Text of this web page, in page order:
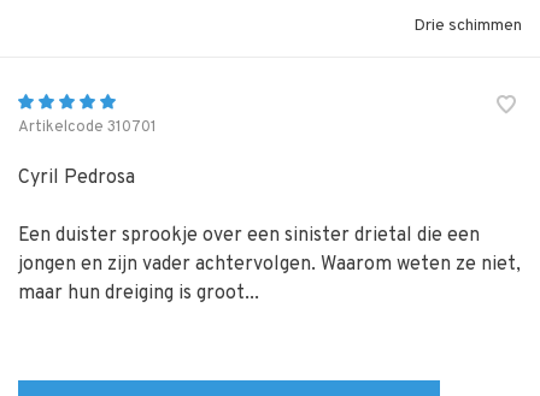
Drie schimmen
Artikelcode 310701
Cyril Pedrosa
Een duister sprookje over een sinister drietal die een
jongen en zijn vader achtervolgen. Waarom weten ze niet,
maar hun dreiging is groot...